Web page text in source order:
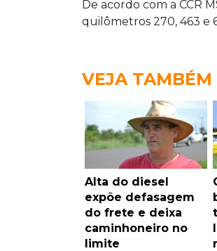
De acordo com a CCR
quilômetros 270, 463 e
VEJA TAMBÉM
Alta do diesel
expõe defasagem
do frete e deixa
caminhoneiro no
limite